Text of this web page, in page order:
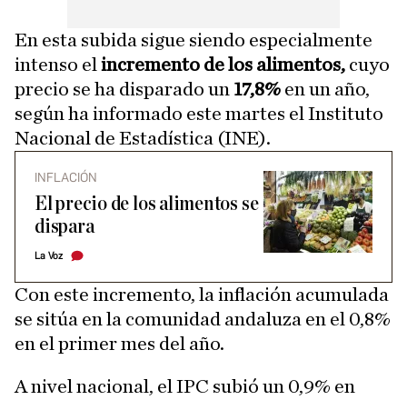
En esta subida sigue siendo especialmente
intenso el incremento de los alimentos, cuyo
precio se ha disparado un 17,8% en un año,
según ha informado este martes el Instituto
Nacional de Estadística (INE).
INFLACIÓN
El precio de los alimentos se
dispara
La Voz
Con este incremento, la inflación acumulada
se sitúa en la comunidad andaluza en el 0,8%
en el primer mes del año.
A nivel nacional, el IPC subió un 0,9% en